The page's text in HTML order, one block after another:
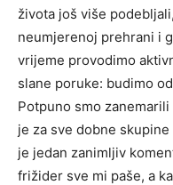
života još više
neumjerenoj prehrani i
vrijeme provodimo
slane poruke: budimo
Potpuno smo
je za sve dobne
je jedan zanimljiv
frižider sve mi paše, a